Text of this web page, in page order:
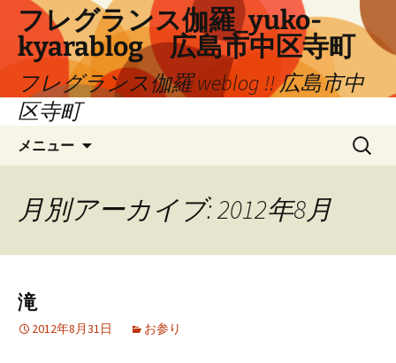
ツ
フレグランス伽羅_yuko-
kyarablog 広島市中区寺町
フレグランス伽羅 weblog !! 広島市中
区寺町
メニュー
検
索:
月別アーカイブ: 2012年8月
滝
2012年8月31日 お参り